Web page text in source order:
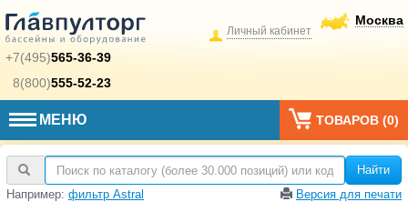
+7(495)565-36-39
8(800)555-52-23
Москва
Личный кабинет
МЕНЮ ТОВАРОВ (0)
Найти
Например: фильтр Astral Версия для печати